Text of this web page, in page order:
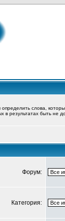
определить слова,
в результатах быть не
Форум:
Категория: